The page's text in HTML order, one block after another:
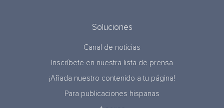
Soluciones
Canal de noticias
Inscríbete en nuestra lista de prensa
¡Añada nuestro contenido a tu página!
Para publicaciones hispanas